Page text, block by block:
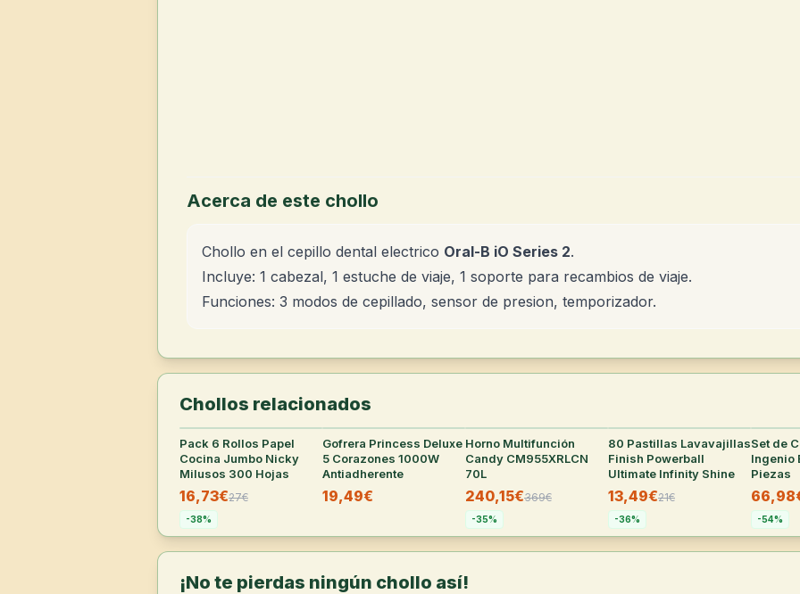
Acerca de este chollo
Chollo en el cepillo dental electrico Oral-B iO Series 2.
Incluye: 1 cabezal, 1 estuche de viaje, 1 soporte para recambios de viaje.
Funciones: 3 modos de cepillado, sensor de presion, temporizador.
Chollos relacionados
Pack 6 Rollos Papel
Cocina Jumbo Nicky
Milusos 300 Hojas
16,73€27€
-38%
30°
Gofrera Princess Deluxe
5 Corazones 1000W
Antiadherente
19,49€
Horno Multifunción
Candy CM955XRLCN
70L
240,15€369€
-35%
27°
80 Pastillas Lavavajillas
Finish Powerball
Ultimate Infinity Shine
13,49€21€
-36%
Set de
Ingenio
Piezas
-54%
¡No te pierdas ningún chollo así!